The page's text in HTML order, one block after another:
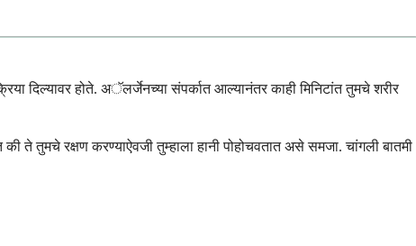
दिल्यावर होते. अॅलर्जेनच्या संपर्कात आल्यानंतर काही मिनिटांत तुमचे शरीर
ते तुमचे रक्षण करण्याऐवजी तुम्हाला हानी पोहोचवतात असे समजा. चांगली बातमी